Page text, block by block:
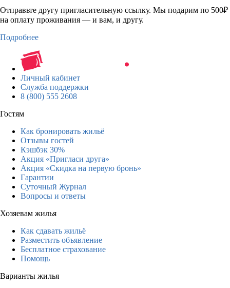
Отправьте другу пригласительную ссылку. Мы подарим по 500₽
на оплату проживания — и вам, и другу.
Подробнее
Личный кабинет
Служба поддержки
8 (800) 555 2608
Гостям
Как бронировать жильё
Отзывы гостей
Кэшбэк 30%
Акция «Пригласи друга»
Акция «Скидка на первую бронь»
Гарантии
Суточный Журнал
Вопросы и ответы
Хозяевам жилья
Как сдавать жильё
Разместить объявление
Бесплатное страхование
Помощь
Варианты жилья